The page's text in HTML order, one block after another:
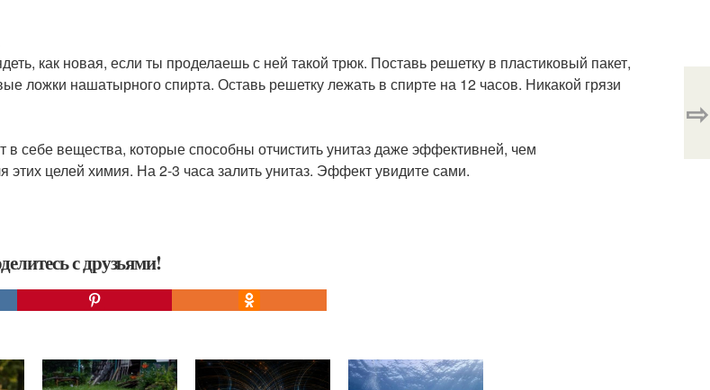
как новая, если ты проделаешь с ней такой трюк. Поставь решетку в пластиковый пакет,
ложки нашатырного спирта. Оставь решетку лежать в спирте на 12 часов. Никакой грязи
в себе вещества, которые способны отчистить унитаз даже эффективней, чем
этих целей химия. На 2-3 часа залить унитаз. Эффект увидите сами.
с друзьями!
⇨